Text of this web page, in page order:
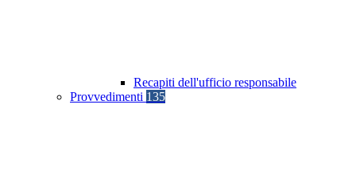
Recapiti dell'ufficio responsabile
Provvedimenti 135